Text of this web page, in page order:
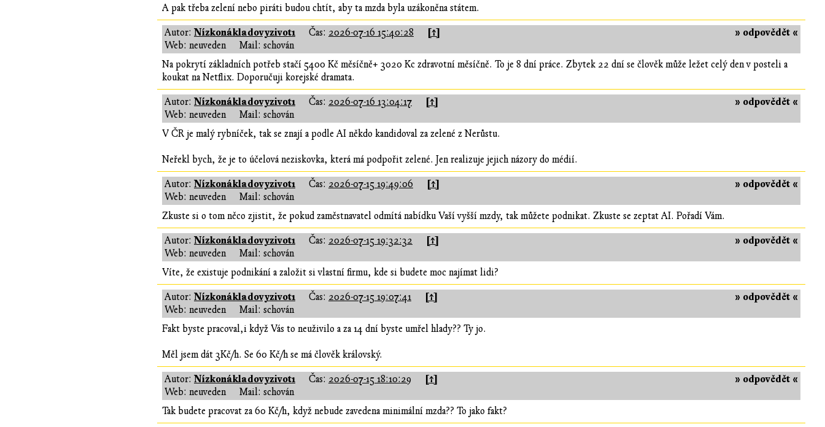
A pak třeba zelení nebo piráti budou chtít, aby ta mzda byla uzákoněna státem.
» odpovědět «
Autor: Nízkonákladovyzivot1 Čas: 2026-07-16 15:40:28 [↑]
Web: neuveden
Mail: schován
Na pokrytí základních potřeb stačí 5400 Kč měsíčně+ 3020 Kc zdravotní měsíčně. To je 8 dní práce. Zbytek 22 dní se člověk může ležet celý den v posteli a
koukat na Netflix. Doporučuji korejské dramata.
» odpovědět «
Autor: Nízkonákladovyzivot1 Čas: 2026-07-16 13:04:17 [↑]
Web: neuveden
Mail: schován
V ČR je malý rybníček, tak se znají a podle AI někdo kandidoval za zelené z Nerůstu.
Neřekl bych, že je to účelová neziskovka, která má podpořit zelené. Jen realizuje jejich názory do médií.
» odpovědět «
Autor: Nízkonákladovyzivot1 Čas: 2026-07-15 19:49:06 [↑]
Web: neuveden
Mail: schován
Zkuste si o tom něco zjistit, že pokud zaměstnavatel odmítá nabídku Vaší vyšší mzdy, tak můžete podnikat. Zkuste se zeptat AI. Pořadí Vám.
» odpovědět «
Autor: Nízkonákladovyzivot1 Čas: 2026-07-15 19:32:32 [↑]
Web: neuveden
Mail: schován
Víte, že existuje podnikání a založit si vlastní firmu, kde si budete moc najímat lidi?
» odpovědět «
Autor: Nízkonákladovyzivot1 Čas: 2026-07-15 19:07:41 [↑]
Web: neuveden
Mail: schován
Fakt byste pracoval,i když Vás to neuživilo a za 14 dní byste umřel hlady?? Ty jo.
Měl jsem dát 3Kč/h. Se 60 Kč/h se má člověk královský.
» odpovědět «
Autor: Nízkonákladovyzivot1 Čas: 2026-07-15 18:10:29 [↑]
Web: neuveden
Mail: schován
Tak budete pracovat za 60 Kč/h, když nebude zavedena minimální mzda?? To jako fakt?